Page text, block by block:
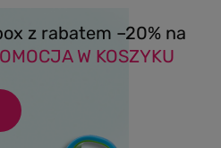
z rabatem –20% na
W KOSZYKU